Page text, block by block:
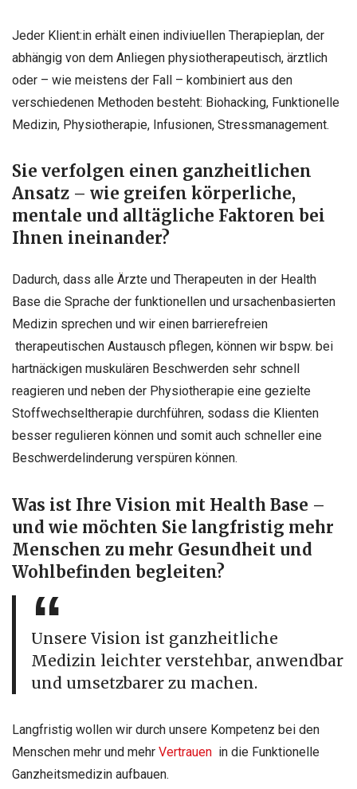
Jeder Klient:in erhält einen indiviuellen Therapieplan, der
abhängig von dem Anliegen physiotherapeutisch, ärztlich
oder – wie meistens der Fall – kombiniert aus den
verschiedenen Methoden besteht: Biohacking, Funktionelle
Medizin, Physiotherapie, Infusionen, Stressmanagement.
Sie verfolgen einen ganzheitlichen
Ansatz – wie greifen körperliche,
mentale und alltägliche Faktoren bei
Ihnen ineinander?
Dadurch, dass alle Ärzte und Therapeuten in der Health
Base die Sprache der funktionellen und ursachenbasierten
Medizin sprechen und wir einen barrierefreien
therapeutischen Austausch pflegen, können wir bspw. bei
hartnäckigen muskulären Beschwerden sehr schnell
reagieren und neben der Physiotherapie eine gezielte
Stoffwechseltherapie durchführen, sodass die Klienten
besser regulieren können und somit auch schneller eine
Beschwerdelinderung verspüren können.
Was ist Ihre Vision mit Health Base –
und wie möchten Sie langfristig mehr
Menschen zu mehr Gesundheit und
Wohlbefinden begleiten?
Unsere Vision ist ganzheitliche
Medizin leichter verstehbar, anwendbar
und umsetzbarer zu machen.
Langfristig wollen wir durch unsere Kompetenz bei den
Menschen mehr und mehr Vertrauen in die Funktionelle
Ganzheitsmedizin aufbauen.